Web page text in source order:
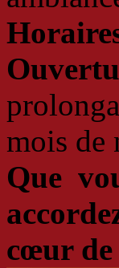
mois de
Que
cœur